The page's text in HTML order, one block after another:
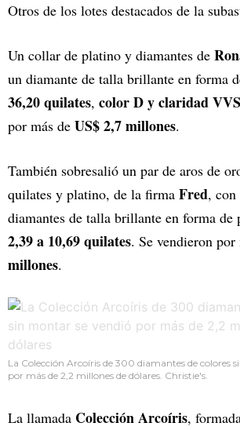
Otros de los lotes destacados de la
Un collar de platino y diamantes de
un diamante de talla brillante en forma
36,20 quilates, color D y claridad
por más de US$ 2,7 millones.
También sobresalió un par de aros de
quilates y platino, de la firma Fred, con
diamantes de talla brillante en forma de
2,39 a 10,69 quilates. Se vendieron por
millones.
La Colección Arcoíris de 300 diamantes de colores
por más de 2,2 millones de dólares. Christie's.
La llamada Colección Arcoíris,